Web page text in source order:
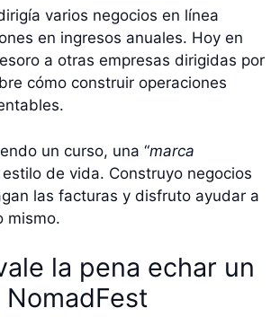
varios negocios en línea
en ingresos anuales. Hoy en
a otras empresas dirigidas por
cómo construir operaciones
un curso, una “marca
estilo de vida. Construyo negocios
las facturas y disfruto ayudar a
mismo.
la pena echar un